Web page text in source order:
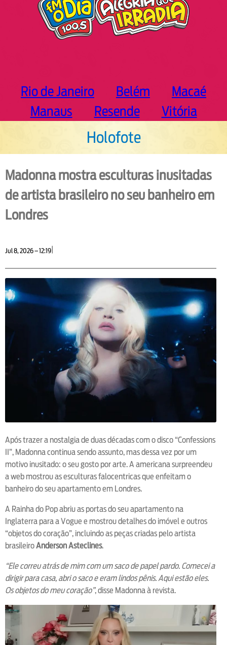
Rio de Janeiro Belém
Macaé
Manaus
Resende Vitória
Holofote
Madonna mostra esculturas inusitadas
de artista brasileiro no seu banheiro em
Londres
Jul 8, 2026 – 12:19
Após trazer a nostalgia de duas décadas com o disco “Confessions
II”, Madonna continua sendo assunto, mas dessa vez por um
motivo inusitado: o seu gosto por arte. A americana surpreendeu
a web mostrou as esculturas falocentricas que enfeitam o
banheiro do seu apartamento em Londres.
A Rainha do Pop abriu as portas do seu apartamento na
Inglaterra para a Vogue e mostrou detalhes do imóvel e outros
“objetos do coração”, incluindo as peças criadas pelo artista
brasileiroAnderson Asteclines.
“Ele correu atrás de mim com um saco de papel pardo. Comecei a
dirigir para casa, abri o saco e eram lindos pênis. Aqui estão eles.
Os objetos do meu coração”, disse Madonna à revista.